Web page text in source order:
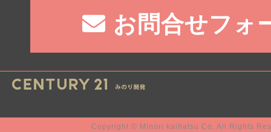
お問合せフォ
Copyright © Minori kaihatsu Co. All Rights